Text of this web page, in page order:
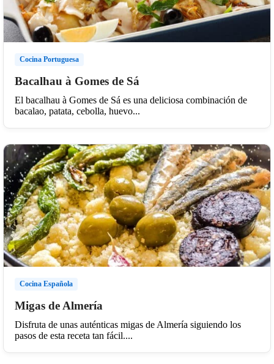
Cocina Portuguesa
Bacalhau à Gomes de Sá
El bacalhau à Gomes de Sá es una deliciosa combinación de
bacalao, patata, cebolla, huevo...
Cocina Española
Migas de Almería
Disfruta de unas auténticas migas de Almería siguiendo los
pasos de esta receta tan fácil....